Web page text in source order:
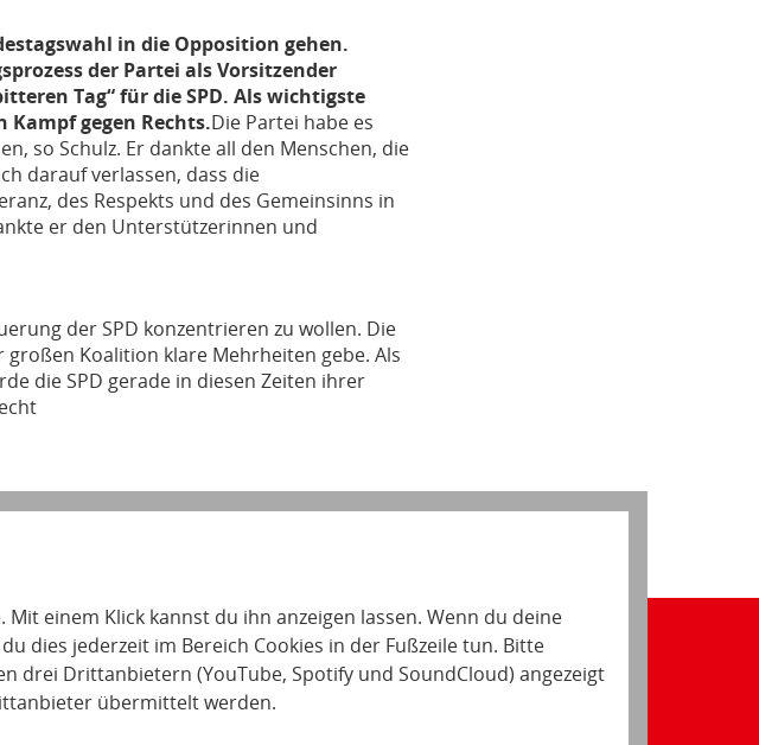
in die Opposition gehen.
der Partei als Vorsitzender
Tag“ für die SPD. Als wichtigste
gegen Rechts.Die Partei habe es
so Schulz. Er dankte all den Menschen, die
darauf verlassen, dass die
des Respekts und des Gemeinsinns in
er den Unterstützerinnen und
der SPD konzentrieren zu wollen. Die
Koalition klare Mehrheiten gebe. Als
die SPD gerade in diesen Zeiten ihrer
einem Klick kannst du ihn anzeigen lassen. Wenn du deine
dies jederzeit im Bereich Cookies in der Fußzeile tun. Bitte
drei Drittanbietern (YouTube, Spotify und SoundCloud) angezeigt
übermittelt werden.